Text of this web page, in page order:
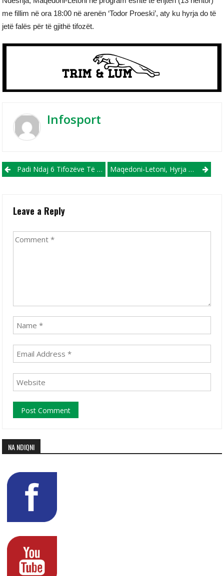
me fillim në ora 18:00 në arenën ‘Todor Proeski’, aty ku hyrja do të
jetë falës për të gjithë tifozët.
Infosport
Post navigation
Padi Ndaj 6 Tifozëve Të Sileksit Që Fyenin Në Baza Nacionale Shqiptarët Në Ndeshjen Ndaj FC Shkupit (VIDEO) Maqedoni-Letoni, Hyrja Falas!
Leave a Reply
NA NDIQNI